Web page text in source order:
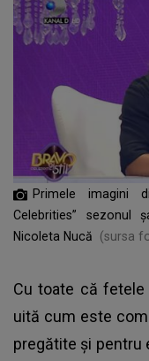
Primele imagini
Celebrities” sezonul
Nicoleta Nucă
(sursa
Cu toate că
uită cum este
pregătite și pentru